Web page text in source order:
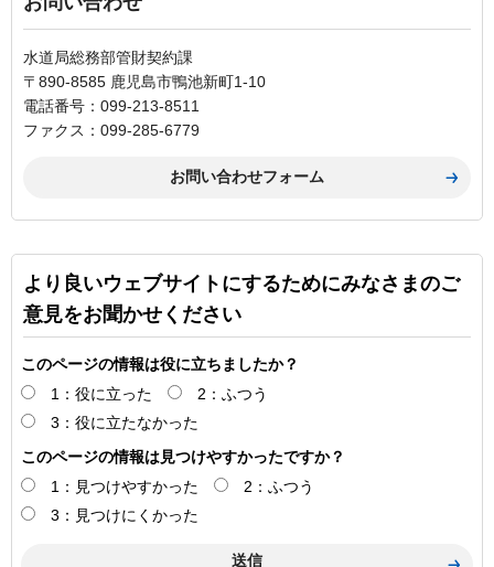
水道局総務部管財契約課
〒890-8585 鹿児島市鴨池新町1-10
電話番号：099-213-8511
ファクス：099-285-6779
より良いウェブサイトにするためにみなさまのご
意見をお聞かせください
このページの情報は役に立ちましたか？
1：役に立った
2：ふつう
3：役に立たなかった
このページの情報は見つけやすかったですか？
1：見つけやすかった
2：ふつう
3：見つけにくかった